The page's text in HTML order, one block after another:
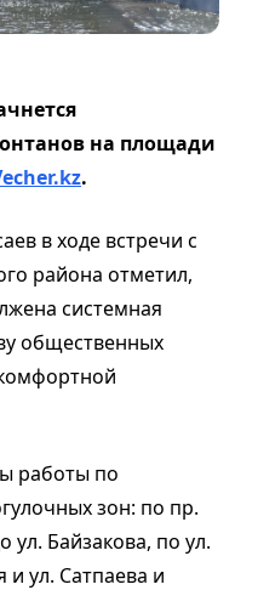
на площади
.
в ходе встречи с
района отметил,
системная
общественных
работы по
зон: по пр.
ул. Байзакова, по ул.
ул. Сатпаева и